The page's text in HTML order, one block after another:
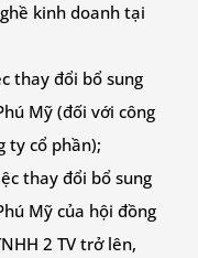
kinh doanh tại
thay đổi bổ sung
Mỹ (đối với công
ty cổ phần);
thay đổi bổ sung
Mỹ của hội đồng
2 TV trở lên,